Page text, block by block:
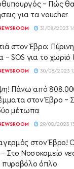
– Πώς θα
για τα voucher
31/08/2023
στον Έβρο:
– SOS για το
30/08/2023
Πάνω από
στον Έβρο –
μέτωπα
29/08/2023
στον Έβρο!
Στο Νοσοκομείο
όπλο